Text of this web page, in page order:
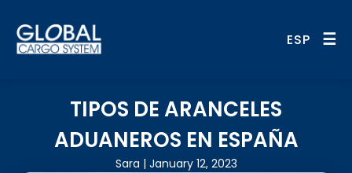
ESP ☰
TIPOS DE ARANCELES
ADUANEROS EN ESPAÑA
Sara | January 12, 2023